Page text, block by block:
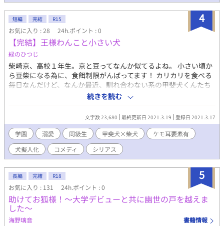
4
短編 完結 R15
お気に入り : 28 24h.ポイント : 0
【完結】王様わんこと小さい犬
緑のひつじ
柴崎京、高校１年生。京と豆ってなんか似てるよね。 小さい頃か
ら豆柴になる為に、食餌制限がんばってます！ カリカリを食べる
毎日なんだけど、なんか最近、馴れ合わない系の甲斐犬くんたち
の視線を感じるんですけど。 注意：犬種を擬人化しております。
設定はざっくり、なんちゃってですので、わんわんに詳しく違う
そんなの！って思いそうな方は閲覧をご遠慮ください。 他サイト
にも投稿しています。
続きを読む
文字数 23,680 最終更新日 2021.3.19 登録日 2021.3.17
学園 溺愛 同級生 甲斐犬×柴犬
ケモ耳要素有
犬擬人化
コメディ シリアス
5
長編 完結 R18
お気に入り : 131 24h.ポイント : 0
助けてお狐様！～大学デビューと共に幽世の戸を越えま
した～
海野璃音 書籍情報